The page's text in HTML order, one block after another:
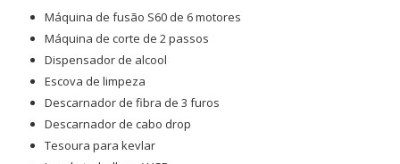
Máquina de fusão S60 de 6 motores
Máquina de corte de 2 passos
Dispensador de alcool
Escova de limpeza
Descarnador de fibra de 3 furos
Descarnador de cabo drop
Tesoura para kevlar